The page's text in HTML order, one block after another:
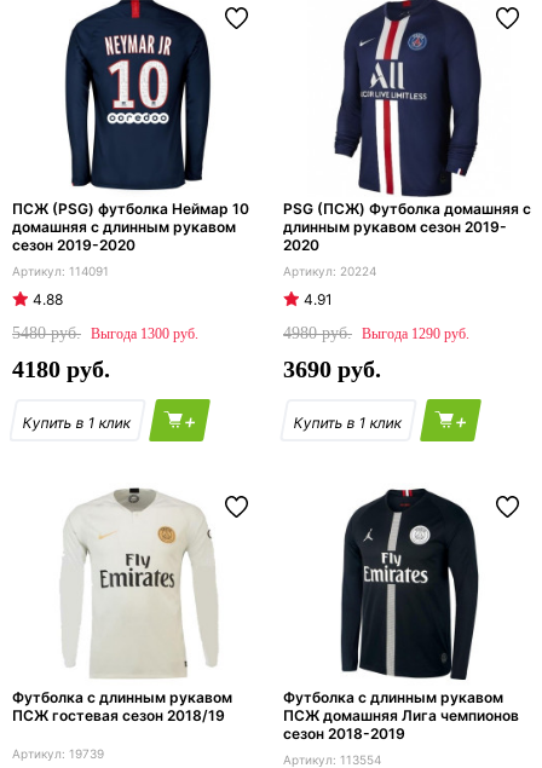
ПСЖ (PSG) футболка Неймар 10
домашняя с длинным рукавом
сезон 2019-2020
114091
4.88
5480
1300
4180
+
PSG (ПСЖ) Футболка домашняя с
длинным рукавом сезон 2019-
2020
20224
4.91
4980
1290
3690
+
Футболка с длинным рукавом
ПСЖ гостевая сезон 2018/19
19739
Футболка с длинным рукавом
ПСЖ домашняя Лига чемпионов
сезон 2018-2019
113554